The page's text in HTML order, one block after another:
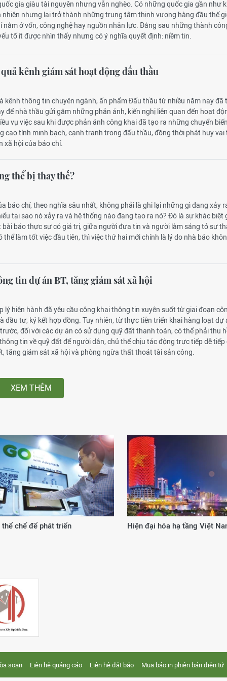
gia giàu tài nguyên nhưng vẫn nghèo. Có những quốc gia gần như
nhiên nhưng lại trở thành những trung tâm thịnh vượng hàng đầu thế
nằm ở vốn, công nghệ hay nguồn nhân lực. Đằng sau những thành
tố ít được nhìn thấy nhưng có ý nghĩa quyết định: niềm tin.
kênh giám sát hoạt động đấu thầu
kênh thông tin chuyên ngành, ấn phẩm Đấu thầu từ nhiều năm nay đã
để nhà thầu gửi gắm những phản ánh, kiến nghị liên quan đến hoạt
vụ việc sau khi được phản ánh công khai đã tạo ra những chuyển
cao tính minh bạch, cạnh tranh trong đấu thầu, đồng thời phát huy vai
xã hội của báo chí.
thể bị thay thế?
báo chí, theo nghĩa sâu nhất, không phải là ghi lại những gì đang xảy
tại sao nó xảy ra và hệ thống nào đang tạo ra nó? Đó là sự khác biệt
bài báo thực sự có giá trị, giữa người đưa tin và người làm sáng tỏ sự
thể làm tốt việc đầu tiên, thì việc thứ hai mới chính là lý do nhà báo
tin dự án BT, tăng giám sát xã hội
lý hiện hành đã yêu cầu công khai thông tin xuyên suốt từ giai đoạn
đầu tư, ký kết hợp đồng. Tuy nhiên, từ thực tiễn triển khai hàng loạt dự
đối với các dự án có sử dụng quỹ đất thanh toán, có thể phải thu
tin về quỹ đất để người dân, chủ thể chịu tác động trực tiếp dễ tiếp
tăng giám sát xã hội và phòng ngừa thất thoát tài sản công.
XEM THÊM
Động lực từ cơ chế, chính sách đặc thù 20 năm kiến
soạn Liên hệ quảng cáo Liên hệ đặt báo Mua báo in phiên bản điện tử